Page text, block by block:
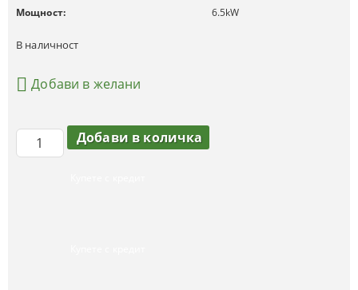
Мощност: 6.5kW
В наличност
Добави в желани